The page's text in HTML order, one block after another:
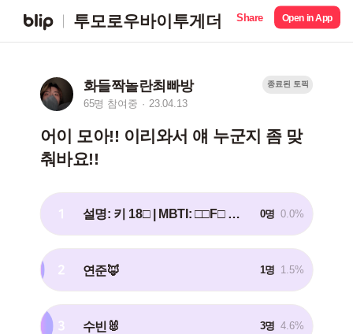
투모로우바이투게더 Share Open in App
화들짝놀란최빠방
65명 참여중 23.04.13
종료된 토픽
어이 모아!! 이리와서 얘 누군지 좀 맞
춰바요!!
1 설명: 키 18□ | MBTI: □□F□ | 별명: 최□□ | 힌트: ㄱㅇㅅㅇ ㅁㄹ 0명 0.0%
2 연준🦊 1명 1.5%
3 수빈🐰 3명 4.6%